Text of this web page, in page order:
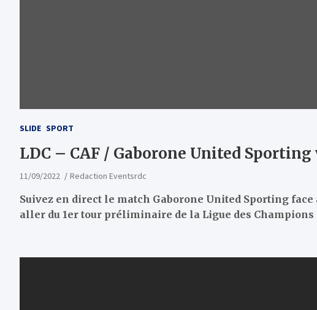
SLIDE SPORT
LDC – CAF / Gaborone United Sporting
11/09/2022 Redaction Eventsrdc
Suivez en direct le match Gaborone United Sporting face
aller du 1er tour préliminaire de la Ligue des Champions